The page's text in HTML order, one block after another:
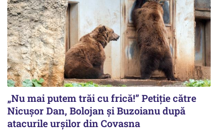
„Nu mai putem trăi cu frică!” Petiție către
Nicușor Dan, Bolojan și Buzoianu după
atacurile urșilor din Covasna